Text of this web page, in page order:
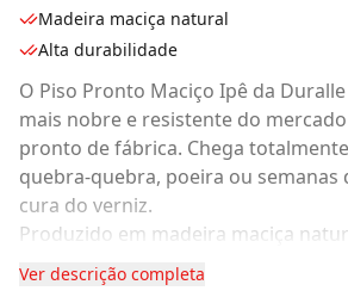
Madeira maciça natural
Alta durabilidade
O Piso Pronto Maciço Ipê da
mais nobre e resistente do
pronto de fábrica. Chega
quebra-quebra, poeira ou semanas
cura do verniz.
Produzido em madeira maciça
elevada durabilidade, tonalidade
excelente valorização estética para
Ver descrição completa